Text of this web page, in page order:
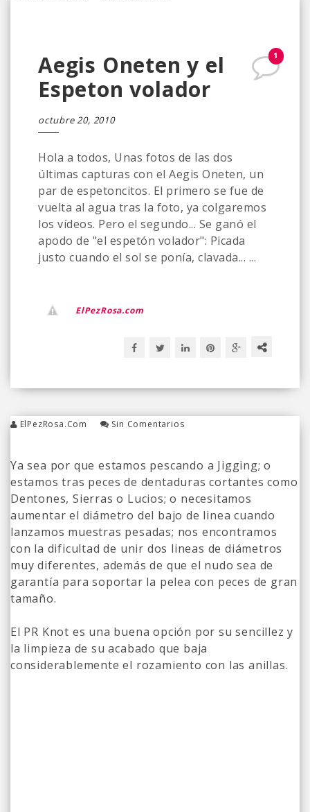
1
Aegis Oneten y el
Espeton volador
octubre 20, 2010
Hola a todos, Unas fotos de las dos
últimas capturas con el Aegis Oneten, un
par de espetoncitos. El primero se fue de
vuelta al agua tras la foto, ya colgaremos
los vídeos. Pero el segundo... Se ganó el
apodo de "el espetón volador": Picada
justo cuando el sol se ponía, clavada... ...
ElPezRosa.com
ElPezRosa.com Sin Comentarios
Ya sea por que estamos pescando a Jigging; o
estamos tras peces de dentaduras cortantes como
Dentones, Sierras o Lucios; o necesitamos
aumentar el diámetro del bajo de linea cuando
lanzamos muestras pesadas; nos encontramos
con la dificultad de unir dos lineas de diámetros
muy diferentes, además de que el nudo sea de
garantía para soportar la pelea con peces de gran
tamaño.
El PR Knot es una buena opción por su sencillez y
la limpieza de su acabado que baja
considerablemente el rozamiento con las anillas.